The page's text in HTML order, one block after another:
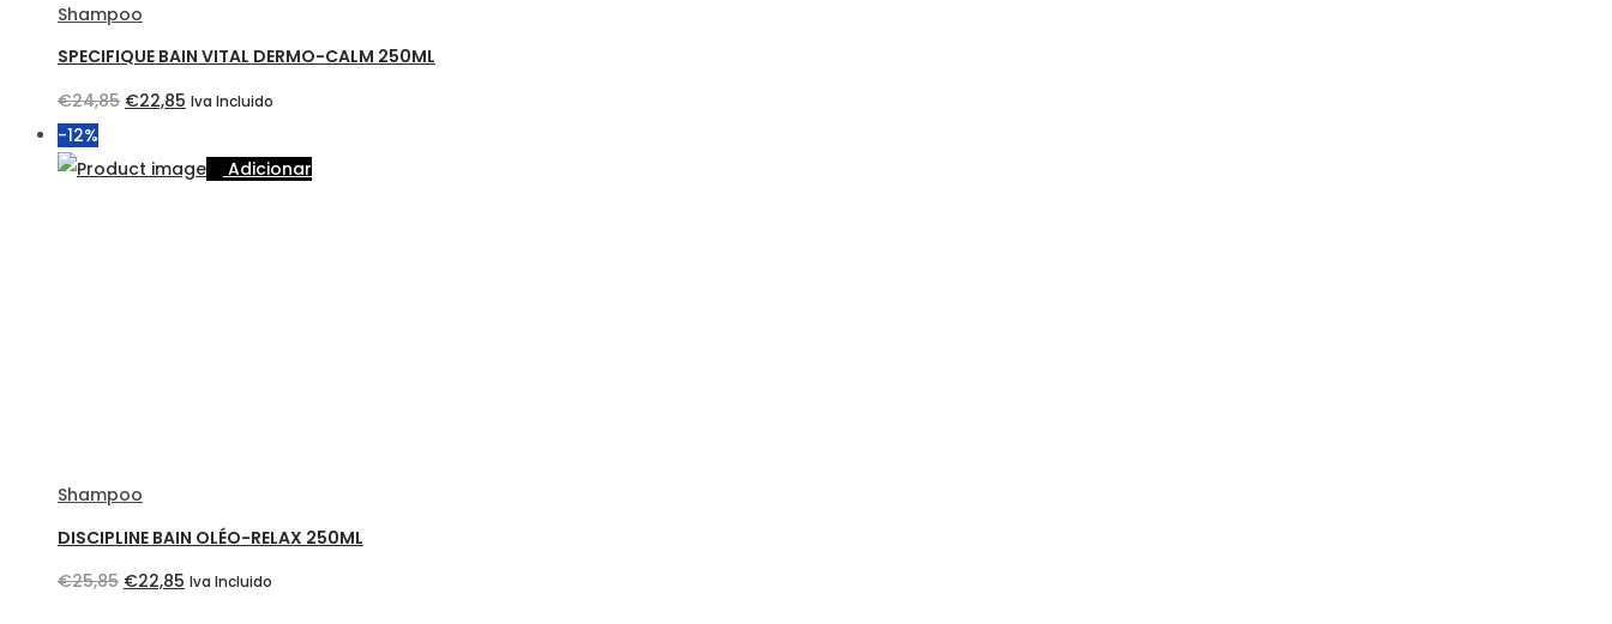
Shampoo
SPECIFIQUE BAIN VITAL DERMO-CALM 250ML
€24,85 O
original
€22,85 O
atual
Iva Incluido
-12%
Adicionar
Shampoo
DISCIPLINE BAIN OLÉO-RELAX 250ML
€25,85 O
€22,85 O
Iva Incluido